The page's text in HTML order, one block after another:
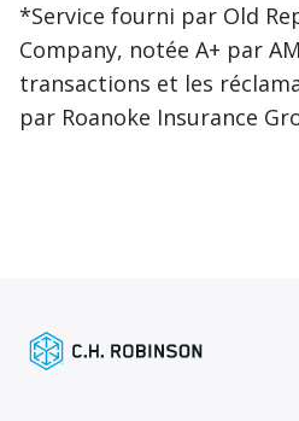
*Service fourni par Old
Company, notée A+ par
transactions et les
par Roanoke Insurance